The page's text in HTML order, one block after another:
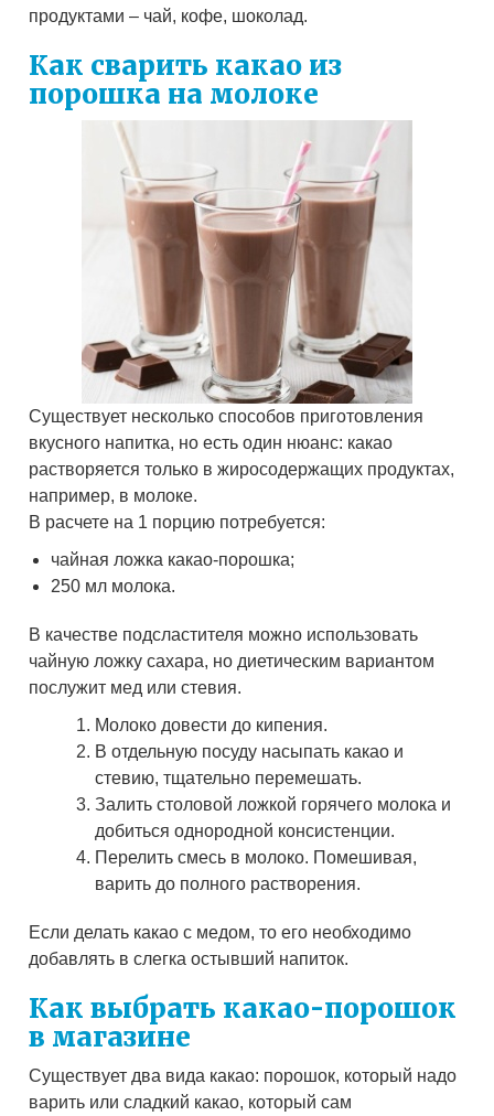
продуктами – чай, кофе, шоколад.
Как сварить какао из
порошка на молоке
Существует несколько способов приготовления
вкусного напитка, но есть один нюанс: какао
растворяется только в жиросодержащих продуктах,
например, в молоке.
В расчете на 1 порцию потребуется:
чайная ложка какао-порошка;
250 мл молока.
В качестве подсластителя можно использовать
чайную ложку сахара, но диетическим вариантом
послужит мед или стевия.
Молоко довести до кипения.
В отдельную посуду насыпать какао и
стевию, тщательно перемешать.
Залить столовой ложкой горячего молока и
добиться однородной консистенции.
Перелить смесь в молоко. Помешивая,
варить до полного растворения.
Если делать какао с медом, то его необходимо
добавлять в слегка остывший напиток.
Как выбрать какао-порошок
в магазине
Существует два вида какао: порошок, который надо
варить или сладкий какао, который сам